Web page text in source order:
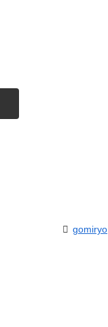
gomiryo